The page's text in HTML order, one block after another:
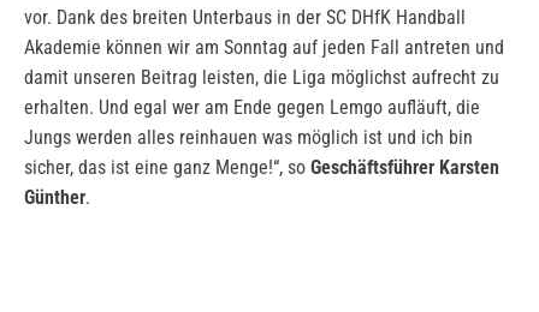
vor. Dank des breiten Unterbaus in der SC DHfK Handball
Akademie können wir am Sonntag auf jeden Fall antreten und
damit unseren Beitrag leisten, die Liga möglichst aufrecht zu
erhalten. Und egal wer am Ende gegen Lemgo aufläuft, die
Jungs werden alles reinhauen was möglich ist und ich bin
sicher, das ist eine ganz Menge!“, so Geschäftsführer Karsten
Günther.